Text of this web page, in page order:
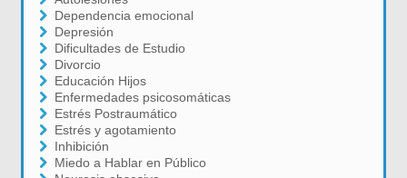
Dependencia emocional
Depresión
Dificultades de Estudio
Divorcio
Educación Hijos
Enfermedades psicosomáticas
Estrés Postraumático
Estrés y agotamiento
Inhibición
Miedo a Hablar en Público